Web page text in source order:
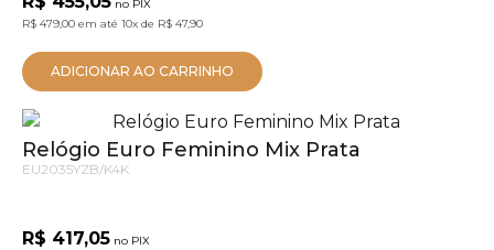
no PIX
R$ 479,00 em até 10x de R$ 47,90
ADICIONAR AO CARRINHO
Relógio Euro Feminino Mix Prata
EU2035YZB/K4K
R$ 417,05 no PIX